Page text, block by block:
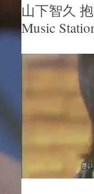
山下智久
Music